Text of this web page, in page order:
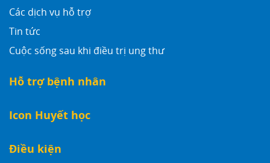
Các dịch vụ hỗ trợ
Tin tức
Cuộc sống sau khi điều trị ung thư
Hỗ trợ bệnh nhân
Icon Huyết học
Điều kiện